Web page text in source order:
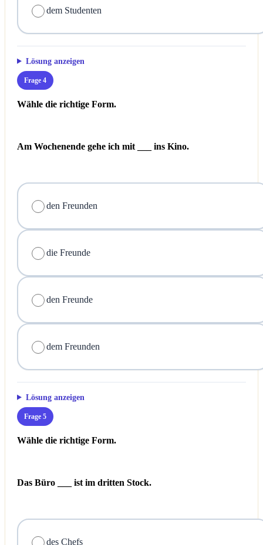
dem Studenten
Lösung anzeigen
Frage 4
Wähle die richtige Form.
Am Wochenende gehe ich mit ___ ins Kino.
den Freunden
die Freunde
den Freunde
dem Freunden
Lösung anzeigen
Frage 5
Wähle die richtige Form.
Das Büro ___ ist im dritten Stock.
des Chefs